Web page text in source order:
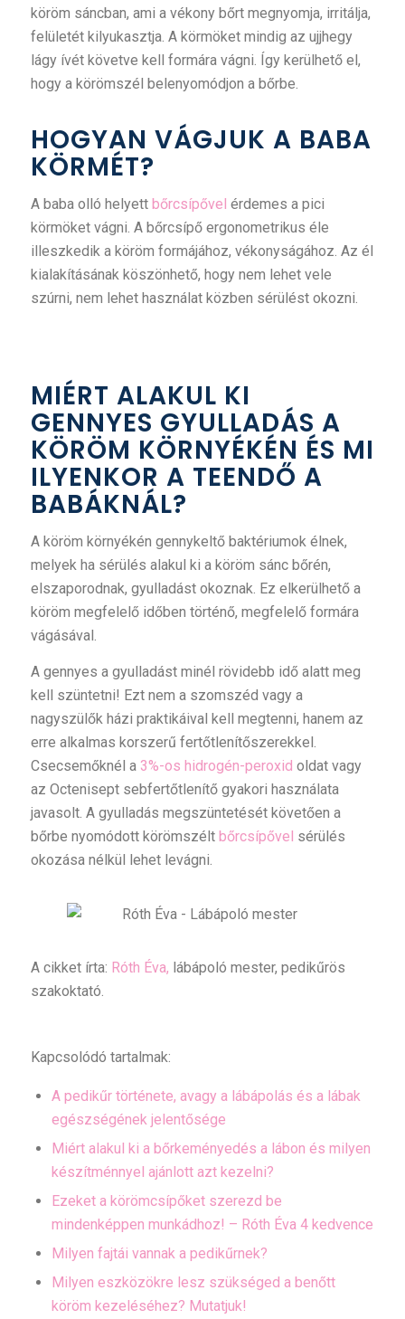
köröm sáncban, ami a vékony bőrt megnyomja, irritálja,
felületét kilyukasztja. A körmöket mindig az ujjhegy
lágy ívét követve kell formára vágni. Így kerülhető el,
hogy a körömszél belenyomódjon a bőrbe.
HOGYAN VÁGJUK A BABA
KÖRMÉT?
A baba olló helyett bőrcsípővel érdemes a pici
körmöket vágni. A bőrcsípő ergonometrikus éle
illeszkedik a köröm formájához, vékonyságához. Az él
kialakításának köszönhető, hogy nem lehet vele
szúrni, nem lehet használat közben sérülést okozni.
MIÉRT ALAKUL KI
GENNYES GYULLADÁS A
KÖRÖM KÖRNYÉKÉN ÉS MI
ILYENKOR A TEENDŐ A
BABÁKNÁL?
A köröm környékén gennykeltő baktériumok élnek,
melyek ha sérülés alakul ki a köröm sánc bőrén,
elszaporodnak, gyulladást okoznak. Ez elkerülhető a
köröm megfelelő időben történő, megfelelő formára
vágásával.
A gennyes a gyulladást minél rövidebb idő alatt meg
kell szüntetni! Ezt nem a szomszéd vagy a
nagyszülők házi praktikáival kell megtenni, hanem az
erre alkalmas korszerű fertőtlenítőszerekkel.
Csecsemőknél a 3%-os hidrogén-peroxid oldat vagy
az Octenisept sebfertőtlenítő gyakori használata
javasolt. A gyulladás megszüntetését követően a
bőrbe nyomódott körömszélt bőrcsípővel sérülés
okozása nélkül lehet levágni.
A cikket írta: Róth Éva, lábápoló mester, pedikűrös
szakoktató.
Kapcsolódó tartalmak:
A pedikűr története, avagy a lábápolás és a lábak
egészségének jelentősége
Miért alakul ki a bőrkeményedés a lábon és milyen
készítménnyel ajánlott azt kezelni?
Ezeket a körömcsípőket szerezd be
mindenképpen munkádhoz! – Róth Éva 4 kedvence
Milyen fajtái vannak a pedikűrnek?
Milyen eszközökre lesz szükséged a benőtt
köröm kezeléséhez? Mutatjuk!